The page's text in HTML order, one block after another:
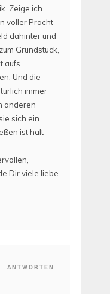
Zeige ich
voller Pracht
dahinter und
Grundstück,
aufs
Und die
immer
anderen
sich ein
ist halt
Dir viele liebe
ANTWORTEN